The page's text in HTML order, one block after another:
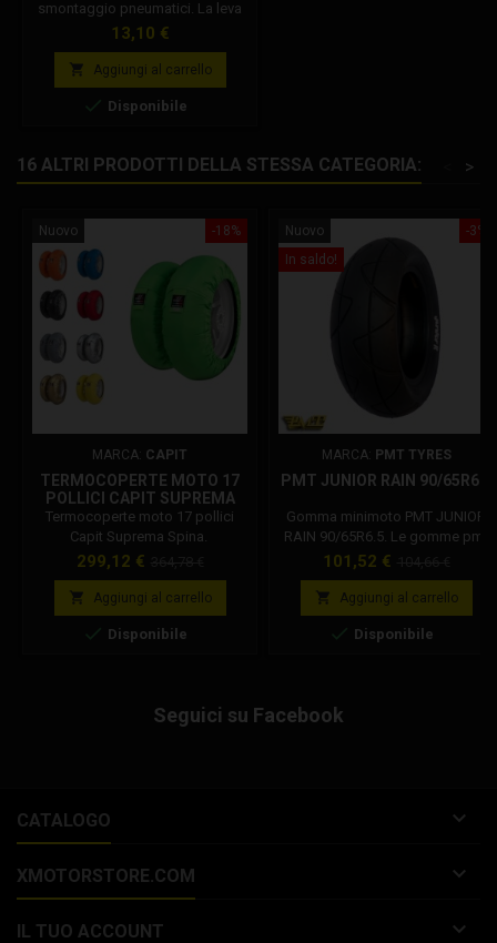
smontaggio pneumatici. La leva
consente di rimuovere o inserire
Prezzo
13,10 €
 Aggiungi al carrello
 Disponibile
16 ALTRI PRODOTTI DELLA STESSA CATEGORIA: >
-18%
Nuovo
MARCA: CAPIT
TERMOCOPERTE MOTO 17
POLLICI CAPIT SUPREMA
SPINA
Termocoperte moto 17 pollici
Capit Suprema Spina.
Termocoperte Capit Smart Spina
Tecnologia TNT (non è presente il
termostato). La temperatura
raggiunta è di 95° C e 203° F. Le
americana/giapponese
Prezzo
299,12 €
base
 Aggiungi al carrello
 Disponibile
-3%
Nuovo
In saldo!
MARCA: PMT TYRES
PMT JUNIOR RAIN 90/65R6.5
Gomma minimoto PMT JUNIOR
RAIN 90/65R6.5. Le gomme pmt
junior sono adatte per bambini.
utilizzate solo in caso di pioggia
e asfalto bagnato. TIPO : 6.5
MINIMOTO DISEGNO : JUNIOR
1.4 bar SI CONSIGLIA L' UTILIZZO
Prezzo
101,52 €
base
 Aggiungi al carrello
 Disponibile
Seguici su Facebook
CATALOGO 
XMOTORSTORE.COM 
IL TUO ACCOUNT 